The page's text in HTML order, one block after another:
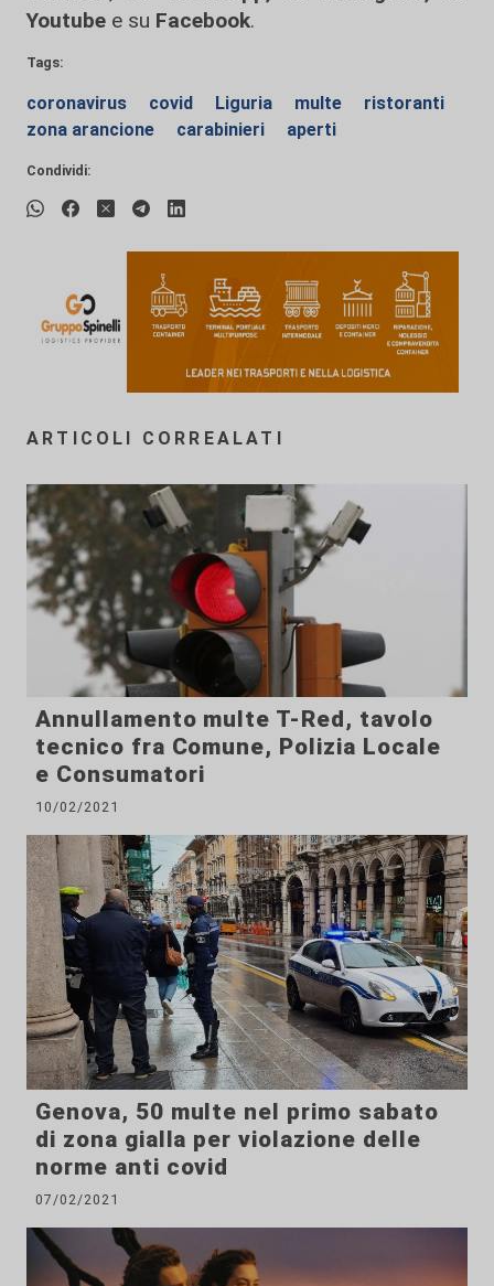
Youtube e su Facebook.
Tags:
coronavirus covid Liguria multe
ristoranti
zona arancione
carabinieri aperti
Condividi:
ARTICOLI CORREALATI
Annullamento multe T-Red, tavolo
tecnico fra Comune, Polizia Locale
e Consumatori
10/02/2021
Genova, 50 multe nel primo sabato
di zona gialla per violazione delle
norme anti covid
07/02/2021